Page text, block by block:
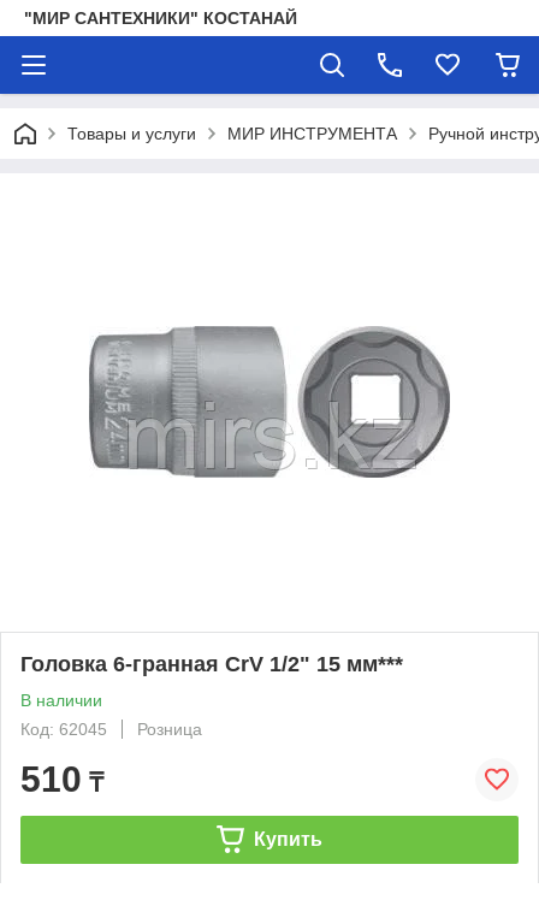
"МИР САНТЕХНИКИ" КОСТАНАЙ
Товары и услуги МИР ИНСТРУМЕНТА Ручной
Головка 6-гранная CrV 1/2" 15 мм***
В наличии
Код: 62045
Розница
510 ₸
Купить